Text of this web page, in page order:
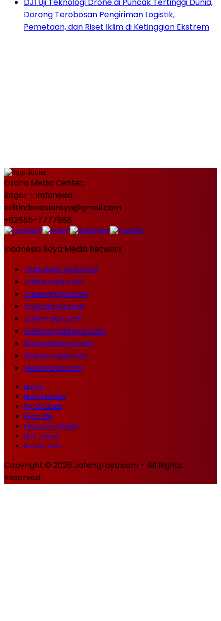
Dorong Terobosan Pengiriman Logistik,
Pemetaan, dan Riset Iklim di Ketinggian Ekstrem
Graha Media Center,
Bogor - Indonesia
editindonesiaraya@gmail.com
+62855-7777888
Indonesia Raya Media Network
Indonesiaraya.co.id
Jabarraya.com
Jatengraya.com
Yogyaraya.com
Jatimraya.com
Kalimantanraya.com
Sulawesiraya.com
Malukuraya.com
Nusraraya.com
Home
Histori Media
Tim Redaksi
Kode Etik
Pedoman Media
Hak Jawab
Kontak Iklan
Copyright © 2026 Jatengraya.com - All Rights
Reserved